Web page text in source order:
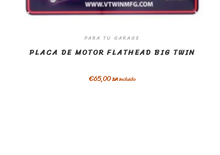
PARA TU GARAGE
PLACA DE MOTOR FLATHEAD BIG TWIN
€65,00IVA incluido